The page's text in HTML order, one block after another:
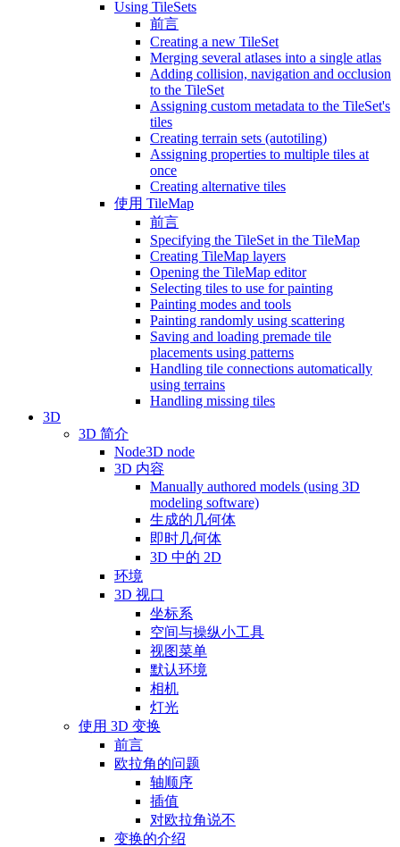
Using TileSets
前言
Creating a new TileSet
Merging several atlases into a single atlas
Adding collision, navigation and occlusion
to the TileSet
Assigning custom metadata to the TileSet's
tiles
Creating terrain sets (autotiling)
Assigning properties to multiple tiles at
once
Creating alternative tiles
使用 TileMap
前言
Specifying the TileSet in the TileMap
Creating TileMap layers
Opening the TileMap editor
Selecting tiles to use for painting
Painting modes and tools
Painting randomly using scattering
Saving and loading premade tile
placements using patterns
Handling tile connections automatically
using terrains
Handling missing tiles
3D
3D 简介
Node3D node
3D 内容
Manually authored models (using 3D
modeling software)
生成的几何体
即时几何体
3D 中的 2D
环境
3D 视口
坐标系
空间与操纵小工具
视图菜单
默认环境
相机
灯光
使用 3D 变换
前言
欧拉角的问题
轴顺序
插值
对欧拉角说不
变换的介绍